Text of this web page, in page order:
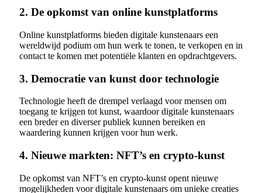
2. De opkomst van online kunstplatforms
Online kunstplatforms bieden digitale kunstenaars een
wereldwijd podium om hun werk te tonen, te verkopen en in
contact te komen met potentiële klanten en opdrachtgevers.
3. Democratie van kunst door technologie
Technologie heeft de drempel verlaagd voor mensen om
toegang te krijgen tot kunst, waardoor digitale kunstenaars
een breder en diverser publiek kunnen bereiken en
waardering kunnen krijgen voor hun werk.
4. Nieuwe markten: NFT’s en crypto-kunst
De opkomst van NFT’s en crypto-kunst opent nieuwe
mogelijkheden voor digitale kunstenaars om unieke creaties